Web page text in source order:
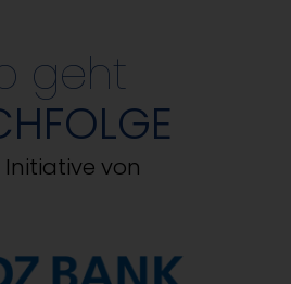
geht
Initiative von